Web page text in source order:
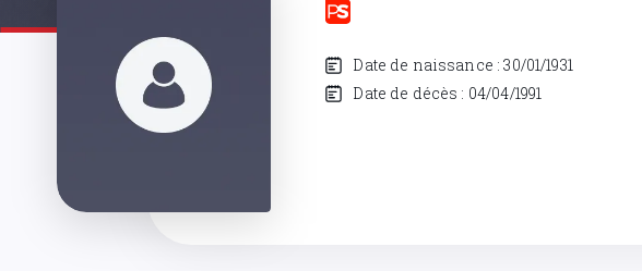
Date de naissance : 30/01/1931
Date de décès : 04/04/1991